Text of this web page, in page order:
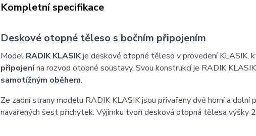
Kompletní specifikace
Deskové otopné těleso s bočním připojením
Model RADIK KLASIKje deskové otopné těleso v provedení KLASIK,
připojenína rozvod otopné soustavy. Svou konstrukcí je RADIK
samotížným oběhem.
Ze zadní strany modelu RADIK KLASIK jsou přivařeny dvě horní a
navařených šest příchytek. Výjimku tvoří desková otopná tělesa výšky